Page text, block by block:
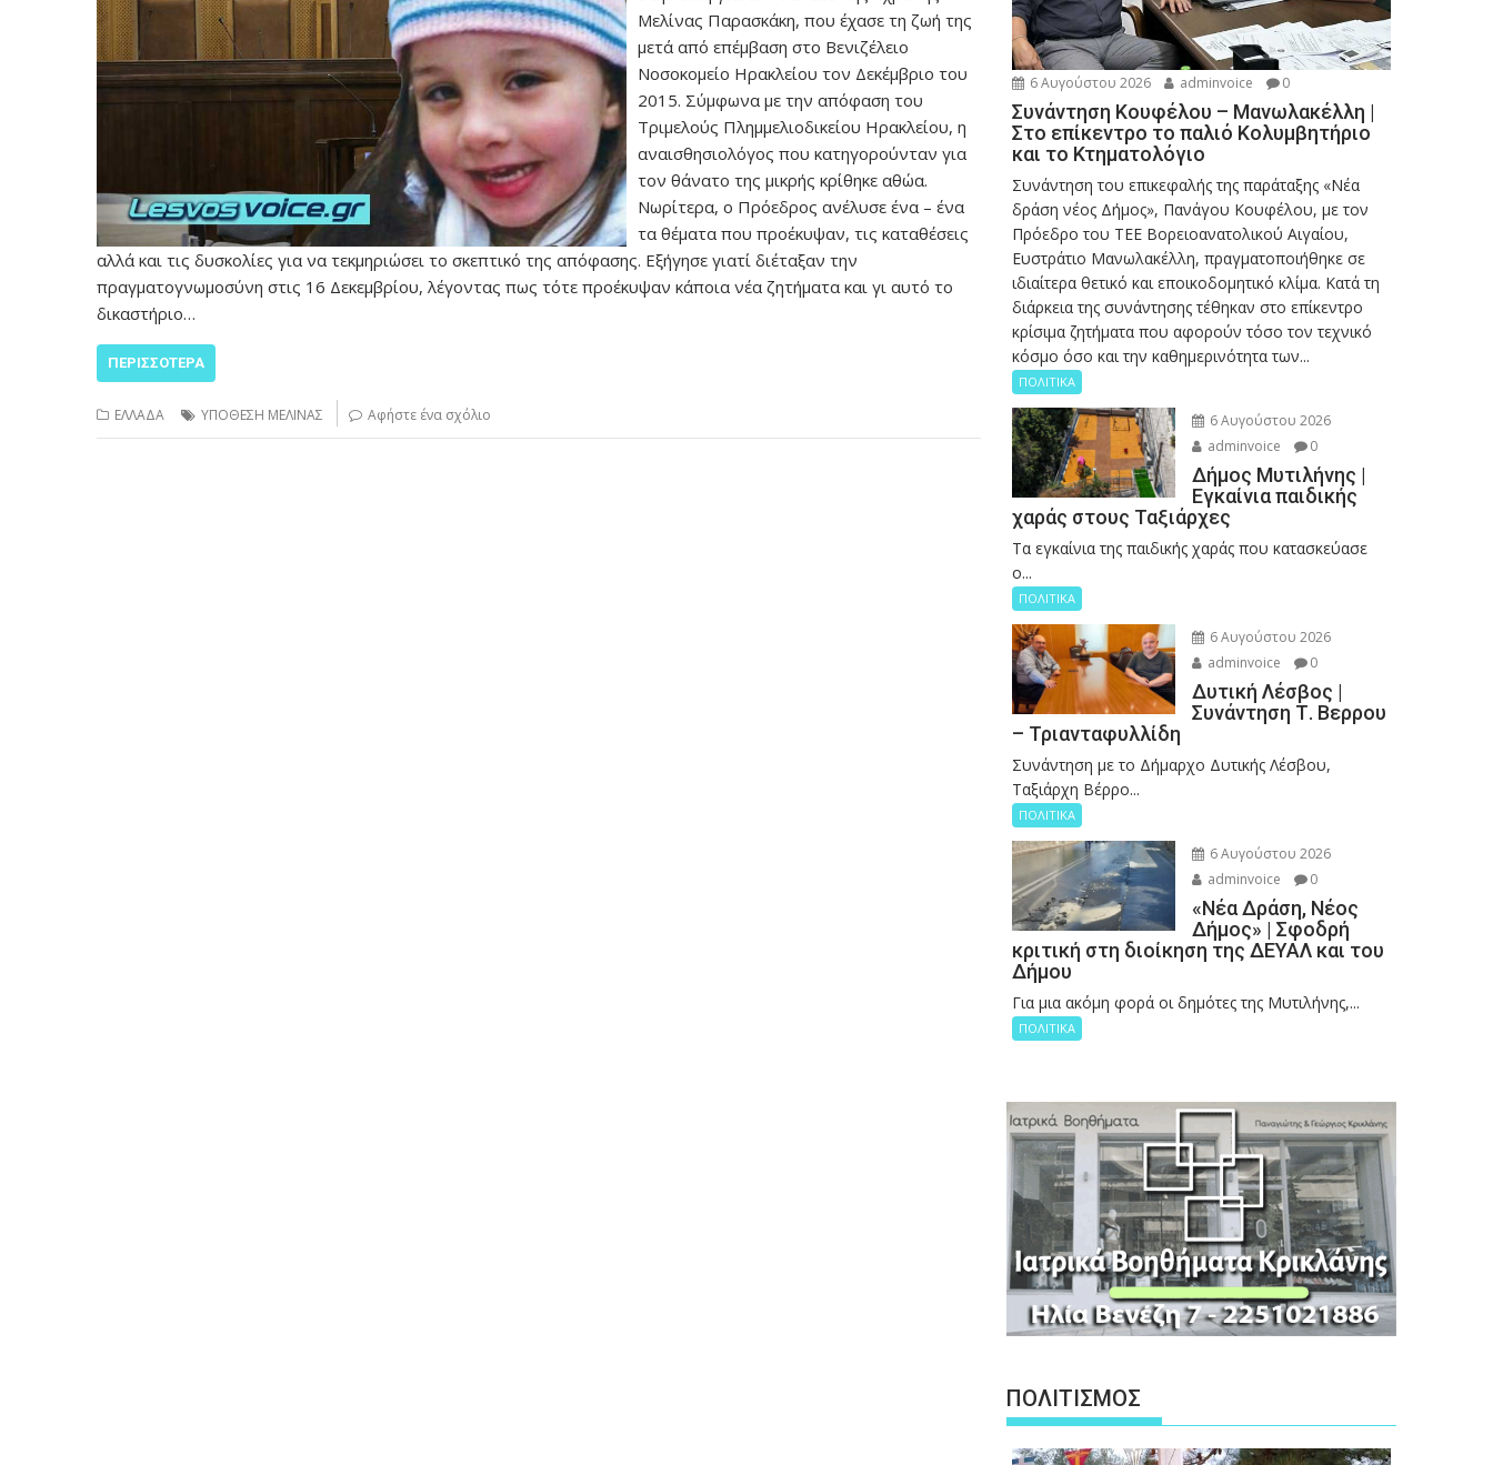
Μελίνας Παρασκάκη, που έχασε τη ζωή της
μετά από επέμβαση στο Βενιζέλειο
Νοσοκομείο Ηρακλείου τον Δεκέμβριο του
2015. Σύμφωνα με την απόφαση του
Τριμελούς Πλημμελιοδικείου Ηρακλείου, η
αναισθησιολόγος που κατηγορούνταν για
τον θάνατο της μικρής κρίθηκε αθώα.
Νωρίτερα, ο Πρόεδρος ανέλυσε ένα – ένα
τα θέματα που προέκυψαν, τις καταθέσεις
αλλά και τις δυσκολίες για να τεκμηριώσει το σκεπτικό της απόφασης. Εξήγησε γιατί διέταξαν την
πραγματογνωμοσύνη στις 16 Δεκεμβρίου, λέγοντας πως τότε προέκυψαν κάποια νέα ζητήματα και γι αυτό το
δικαστήριο…
ΠΕΡΙΣΣΌΤΕΡΑ
ΕΛΛΑΔΑ ΥΠΟΘΕΣΗ ΜΕΛΙΝΑΣ Αφήστε ένα σχόλιο
6 Αυγούστου 2026 adminvoice 0
Συνάντηση Κουφέλου – Μανωλακέλλη |
Στο επίκεντρο το παλιό Κολυμβητήριο
και το Κτηματολόγιο
Συνάντηση του επικεφαλής της παράταξης «Νέα
δράση νέος Δήμος», Πανάγου Κουφέλου, με τον
Πρόεδρο του ΤΕΕ Βορειοανατολικού Αιγαίου,
Ευστράτιο Μανωλακέλλη, πραγματοποιήθηκε σε
ιδιαίτερα θετικό και εποικοδομητικό κλίμα. Κατά τη
διάρκεια της συνάντησης τέθηκαν στο επίκεντρο
κρίσιμα ζητήματα που αφορούν τόσο τον τεχνικό
κόσμο όσο και την καθημερινότητα των...
ΠΟΛΙΤΙΚΑ
6 Αυγούστου 2026
adminvoice
0
Δήμος Μυτιλήνης |
Εγκαίνια παιδικής
χαράς στους Ταξιάρχες
Tα εγκαίνια της παιδικής χαράς που κατασκεύασε
ο...
ΠΟΛΙΤΙΚΑ
6 Αυγούστου 2026
adminvoice
0
Δυτική Λέσβος |
Συνάντηση Τ. Βερρου
– Τριανταφυλλίδη
Συνάντηση με το Δήμαρχο Δυτικής Λέσβου,
Ταξιάρχη Βέρρο...
ΠΟΛΙΤΙΚΑ
6 Αυγούστου 2026
adminvoice
0
«Νέα Δράση, Νέος
Δήμος» | Σφοδρή
κριτική στη διοίκηση της ΔΕΥΑΛ και του
Δήμου
Για μια ακόμη φορά οι δημότες της Μυτιλήνης,...
ΠΟΛΙΤΙΚΑ
ΠΟΛΙΤΙΣΜΟΣ